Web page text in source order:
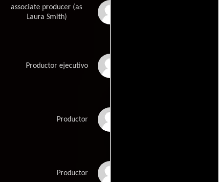
associate producer (as
Laura Smith)
Productor ejecutivo
Productor
Productor